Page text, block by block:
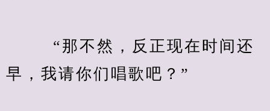
“那不然，反正现在时间还
早，我请你们唱歌吧？”